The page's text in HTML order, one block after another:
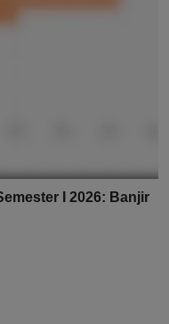
I 2026: Banjir